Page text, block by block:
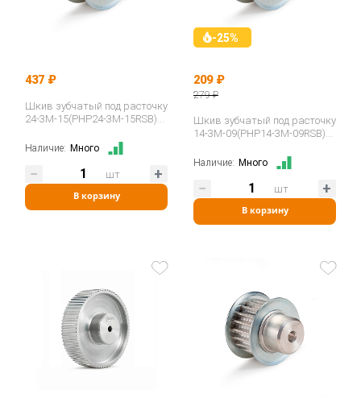
437 ₽
Шкив зубчатый под расточку
24-3M-15(PHP24-3M-15RSB)
Наличие: Много
В корзину
шт
-25%
209 ₽
279 ₽
Шкив зубчатый под расточку
14-3M-09(PHP14-3M-09RSB)
Наличие: Много
В корзину
шт